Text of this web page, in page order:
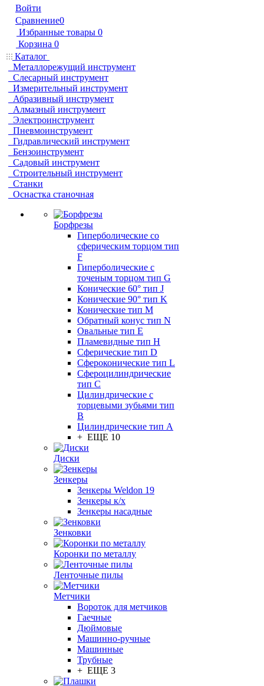
Войти
Сравнение0
Избранные товары 0
Корзина 0
Каталог
Металлорежущий инструмент
Слесарный инструмент
Измерительный инструмент
Абразивный инструмент
Алмазный инструмент
Электроинструмент
Пневмоинструмент
Гидравлический инструмент
Бензоинструмент
Садовый инструмент
Строительный инструмент
Станки
Оснастка станочная
Борфрезы
Гиперболические cо
сферическим торцом тип
F
Гиперболические с
точеным торцом тип G
Конические 60° тип J
Конические 90° тип K
Конические тип M
Обратный конус тип N
Овальные тип E
Пламевидные тип H
Сферические тип D
Сфероконические тип L
Сфероцилиндрические
тип C
Цилиндрические с
торцевыми зубьями тип
B
Цилиндрические тип А
+ ЕЩЕ 10
Диски
Зенкеры
Зенкеры Weldon 19
Зенкеры к/х
Зенкеры насадные
Зенковки
Коронки по металлу
Ленточные пилы
Метчики
Вороток для метчиков
Гаечные
Дюймовые
Машинно-ручные
Машинные
Трубные
+ ЕЩЕ 3